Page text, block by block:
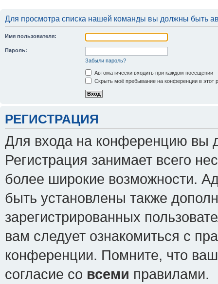
Для просмотра списка нашей команды вы должны быть
Имя пользователя:
Пароль:
Забыли пароль?
Автоматически входить при каждом посещении
Скрыть моё пребывание на конференции в этот
РЕГИСТРАЦИЯ
Для входа на конференцию вы
Регистрация занимает всего
более широкие возможности.
быть установлены также
зарегистрированных
вам следует ознакомиться с
конференции. Помните, что
согласие со всеми правилами.